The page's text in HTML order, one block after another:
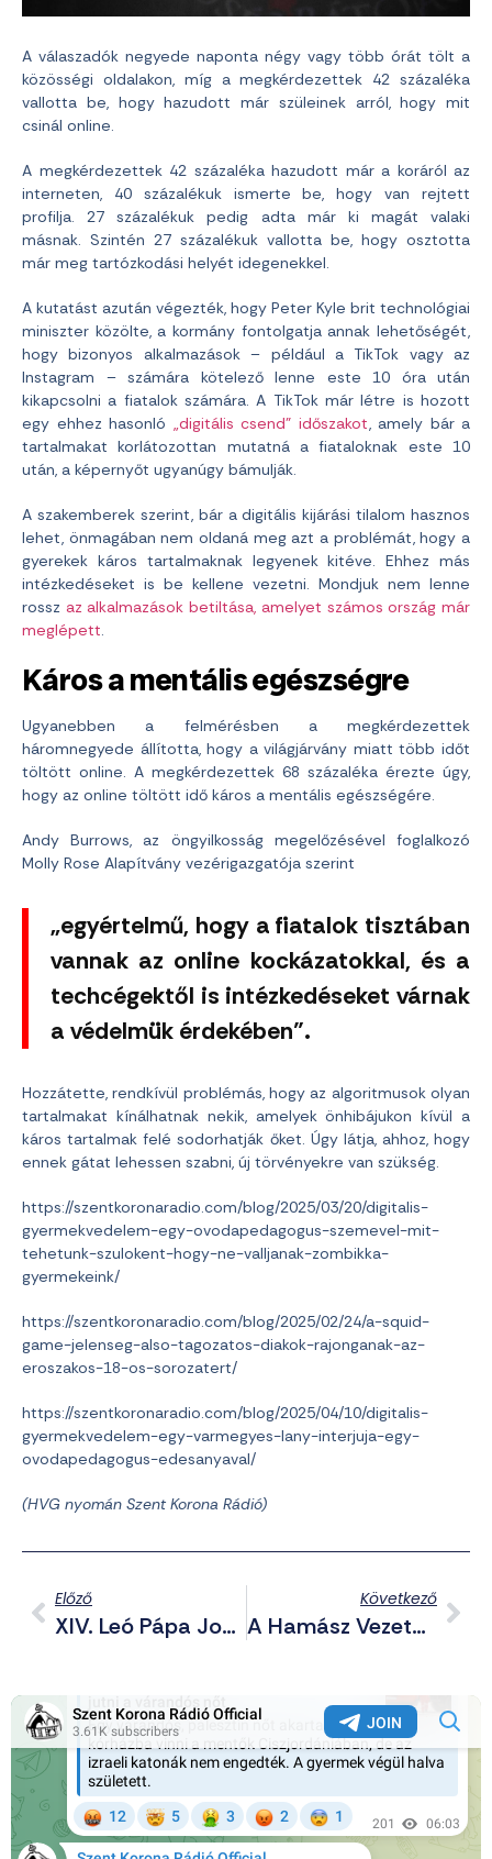
A válaszadók negyede naponta négy vagy több órát tölt a
közösségi oldalakon, míg a megkérdezettek 42 százaléka
vallotta be, hogy hazudott már szüleinek arról, hogy mit
csinál online.
A megkérdezettek 42 százaléka hazudott már a koráról az
interneten, 40 százalékuk ismerte be, hogy van rejtett
profilja. 27 százalékuk pedig adta már ki magát valaki
másnak. Szintén 27 százalékuk vallotta be, hogy osztotta
már meg tartózkodási helyét idegenekkel.
A kutatást azután végezték, hogy Peter Kyle brit technológiai
miniszter közölte, a kormány fontolgatja annak lehetőségét,
hogy bizonyos alkalmazások – például a TikTok vagy az
Instagram – számára kötelező lenne este 10 óra után
kikapcsolni a fiatalok számára. A TikTok már létre is hozott
egy ehhez hasonló „digitális csend” időszakot, amely bár a
tartalmakat korlátozottan mutatná a fiataloknak este 10
után, a képernyőt ugyanúgy bámulják.
A szakemberek szerint, bár a digitális kijárási tilalom hasznos
lehet, önmagában nem oldaná meg azt a problémát, hogy a
gyerekek káros tartalmaknak legyenek kitéve. Ehhez más
intézkedéseket is be kellene vezetni. Mondjuk nem lenne
rossz az alkalmazások betiltása, amelyet számos ország már
meglépett.
Káros a mentális egészségre
Ugyanebben a felmérésben a megkérdezettek
háromnegyede állította, hogy a világjárvány miatt több időt
töltött online. A megkérdezettek 68 százaléka érezte úgy,
hogy az online töltött idő káros a mentális egészségére.
Andy Burrows, az öngyilkosság megelőzésével foglalkozó
Molly Rose Alapítvány vezérigazgatója szerint
„egyértelmű, hogy a fiatalok tisztában
vannak az online kockázatokkal, és a
techcégektől is intézkedéseket várnak
a védelmük érdekében”.
Hozzátette, rendkívül problémás, hogy az algoritmusok olyan
tartalmakat kínálhatnak nekik, amelyek önhibájukon kívül a
káros tartalmak felé sodorhatják őket. Úgy látja, ahhoz, hogy
ennek gátat lehessen szabni, új törvényekre van szükség.
https://szentkoronaradio.com/blog/2025/03/20/digitalis-
gyermekvedelem-egy-ovodapedagogus-szemevel-mit-
tehetunk-szulokent-hogy-ne-valljanak-zombikka-
gyermekeink/
https://szentkoronaradio.com/blog/2025/02/24/a-squid-
game-jelenseg-also-tagozatos-diakok-rajonganak-az-
eroszakos-18-os-sorozatert/
https://szentkoronaradio.com/blog/2025/04/10/digitalis-
gyermekvedelem-egy-varmegyes-lany-interjuja-egy-
ovodapedagogus-edesanyaval/
(HVG nyomán Szent Korona Rádió)
Előző
XIV. Leó Pápa Jobban Megbecsüli A Vatikáni Dolgozókat Mint Elődje?
Következő
A Hamász Vezető Reagált A Szaúdi-Francia Kezdeményezésre, Szó Sincs Lefegyverzésről